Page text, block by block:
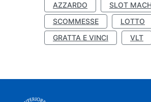
AZZARDO
SLOT
SCOMMESSE
LOTTO
GRATTA E VINCI
VLT